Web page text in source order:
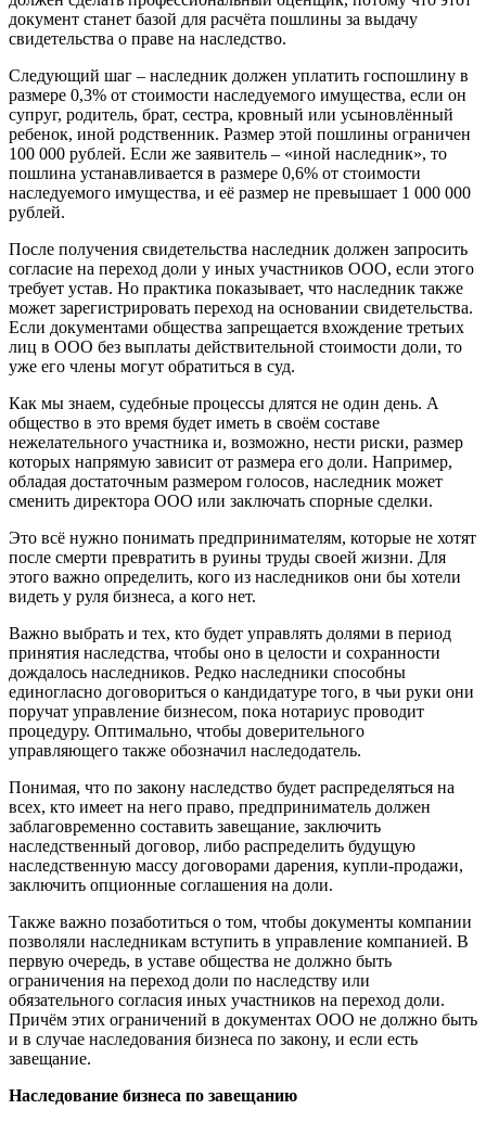
документ станет базой для расчёта пошлины за выдачу
свидетельства о праве на наследство.
Следующий шаг – наследник должен уплатить госпошлину в
размере 0,3% от стоимости наследуемого имущества, если он
супруг, родитель, брат, сестра, кровный или усыновлённый
ребенок, иной родственник. Размер этой пошлины ограничен
100 000 рублей. Если же заявитель – «иной наследник», то
пошлина устанавливается в размере 0,6% от стоимости
наследуемого имущества, и её размер не превышает 1 000 000
рублей.
После получения свидетельства наследник должен запросить
согласие на переход доли у иных участников ООО, если этого
требует устав. Но практика показывает, что наследник также
может зарегистрировать переход на основании свидетельства.
Если документами общества запрещается вхождение третьих
лиц в ООО без выплаты действительной стоимости доли, то
уже его члены могут обратиться в суд.
Как мы знаем, судебные процессы длятся не один день. А
общество в это время будет иметь в своём составе
нежелательного участника и, возможно, нести риски, размер
которых напрямую зависит от размера его доли. Например,
обладая достаточным размером голосов, наследник может
сменить директора ООО или заключать спорные сделки.
Это всё нужно понимать предпринимателям, которые не хотят
после смерти превратить в руины труды своей жизни. Для
этого важно определить, кого из наследников они бы хотели
видеть у руля бизнеса, а кого нет.
Важно выбрать и тех, кто будет управлять долями в период
принятия наследства, чтобы оно в целости и сохранности
дождалось наследников. Редко наследники способны
единогласно договориться о кандидатуре того, в чьи руки они
поручат управление бизнесом, пока нотариус проводит
процедуру. Оптимально, чтобы доверительного
управляющего также обозначил наследодатель.
Понимая, что по закону наследство будет распределяться на
всех, кто имеет на него право, предприниматель должен
заблаговременно составить завещание, заключить
наследственный договор, либо распределить будущую
наследственную массу договорами дарения, купли-продажи,
заключить опционные соглашения на доли.
Также важно позаботиться о том, чтобы документы компании
позволяли наследникам вступить в управление компанией. В
первую очередь, в уставе общества не должно быть
ограничения на переход доли по наследству или
обязательного согласия иных участников на переход доли.
Причём этих ограничений в документах ООО не должно быть
и в случае наследования бизнеса по закону, и если есть
завещание.
Наследование бизнеса по завещанию